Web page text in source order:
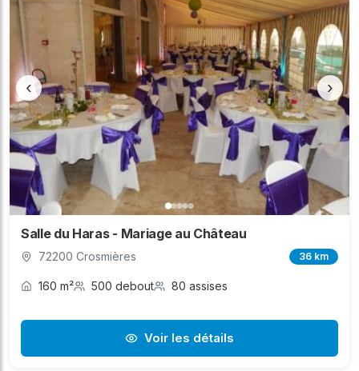
‹ ›
Salle du Haras - Mariage au Château
72200 Crosmières 36 km
160 m² 500 debout 80 assises
Voir les détails